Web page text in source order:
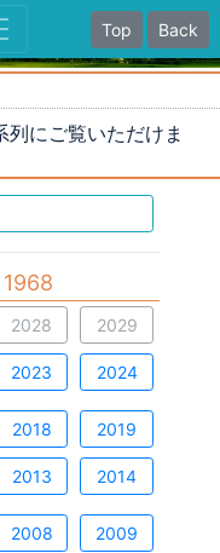
Top Back
にご覧いただけま
2028 2029
2023 2024
2018 2019
2013 2014
2008 2009